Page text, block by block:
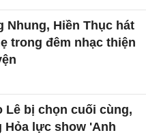
Nhung, Hiền Thục hát
trong đêm nhạc thiện
Lê bị chọn cuối cùng,
Hỏa lực show 'Anh